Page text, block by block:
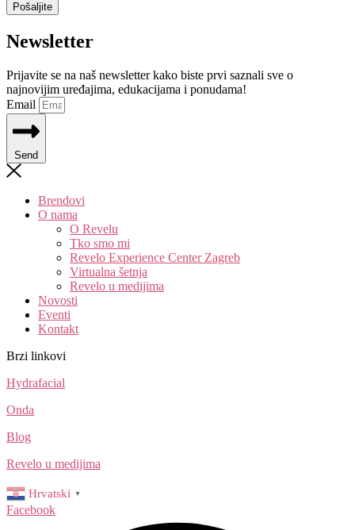
Pošaljite
Newsletter
Prijavite se na naš newsletter kako biste prvi saznali sve o
najnovijim uređajima, edukacijama i ponudama!
Email
Send
Brendovi
O nama
O Revelu
Tko smo mi
Revelo Experience Center Zagreb
Virtualna šetnja
Revelo u medijima
Novosti
Eventi
Kontakt
Brzi linkovi
Hydrafacial
Onda
Blog
Revelo u medijima
Hrvatski ▼
Facebook